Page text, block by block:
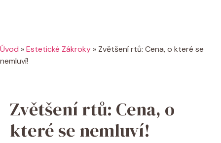
Úvod »Estetické Zákroky » Zvětšení rtů: Cena, o které se
nemluví!
Zvětšení rtů: Cena, o
které se nemluví!